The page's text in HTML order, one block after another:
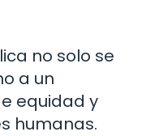
no solo se
a un
equidad y
humanas.